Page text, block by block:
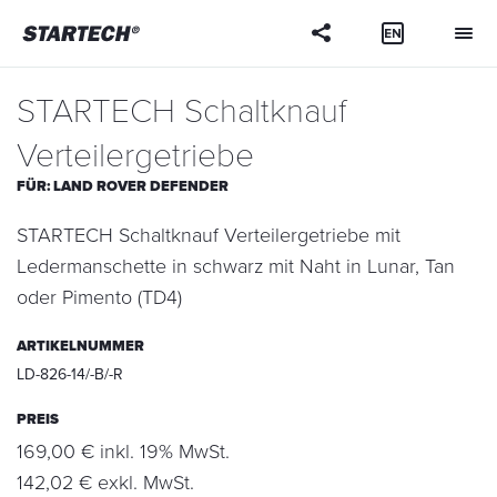
STARTECH Schaltknauf
Verteilergetriebe
FÜR:LAND ROVER DEFENDER
STARTECH Schaltknauf Verteilergetriebe mit
Ledermanschette in schwarz mit Naht in Lunar, Tan
oder Pimento (TD4)
ARTIKELNUMMER
LD-826-14/-B/-R
PREIS
169,00 € inkl. 19% MwSt.
142,02 € exkl. MwSt.